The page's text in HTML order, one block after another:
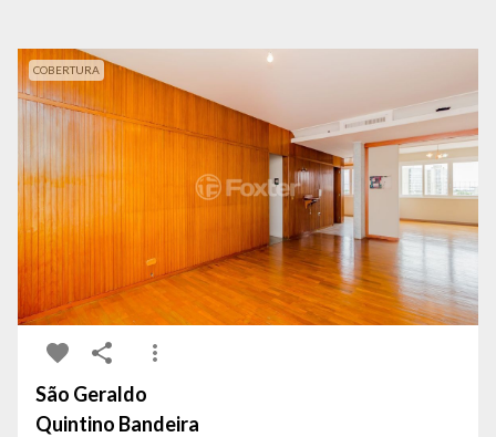
COBERTURA
São Geraldo
Quintino Bandeira